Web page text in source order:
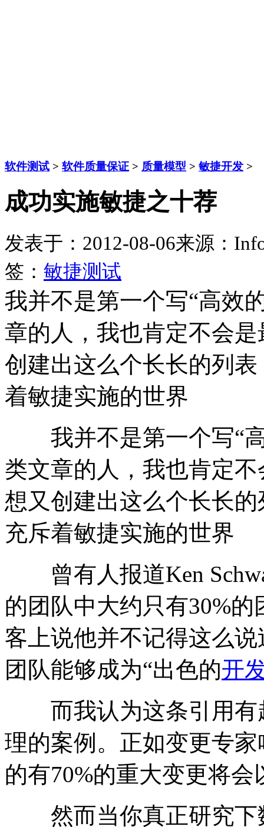
软件测试 > 软件质量保证 > 质量模型 > 敏捷开发 >
成功实施敏捷之十荐
发表于：2012-08-06来源：
签： 敏捷测试
我并不是第一个写“高效
章的人，我也肯定不会
创建出这么个长长的列
着敏捷实施的世界
我并不是第一个写“高
类文章的人，我也肯定
想又创建出这么个长长
充斥着敏捷实施的世界
曾有人报道Ken
的团队中大约只有30%
客上说他并不记得这么
团队能够成为“出色的开
而我认为这条引用有
理的案例。正如变更专
的有70%的重大变更将
然而当你真正研究下